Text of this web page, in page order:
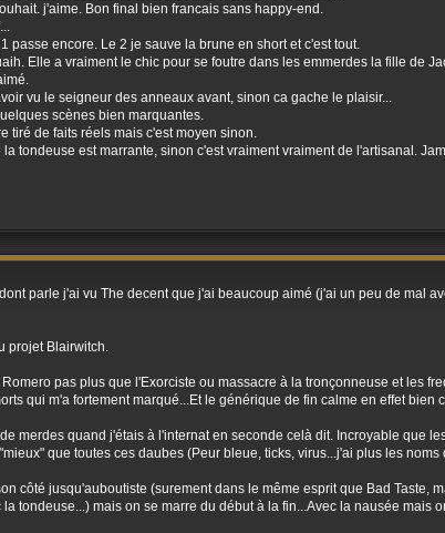
j'aime. Bon final bien francais sans happy-end.
passe encore. Le 2 je sauve la brune en short et c'est tout.
Elle a vraiment le chic pour se foutre dans les emmerdes la fille de
vu le seigneur des anneaux avant, sinon ca gache le plaisir...
scènes bien marquantes.
tiré de faits réels mais c'est moyen sinon.
la tondeuse est marrante, sinon c'est vraiment vraiment de l'artisanal.
parle j'ai vu The decent que j'ai beaucoup aimé (j'ai un peu de mal
projet Blairwitch.
pas plus que l'Exorciste ou massacre à la tronçonneuse et les
qui m'a fortement marqué...Et le générique de fin calme en effet bien
merdes quand j'étais à l'internat en seconde celà dit. Incroyable que
que toutes ces daubes (Peur bleue, ticks, virus...j'ai plus les noms
côté jusqu'auboutiste (surement dans le même esprit que Bad Taste,
tondeuse...) mais on se marre du début à la fin...Avec la nausée mais